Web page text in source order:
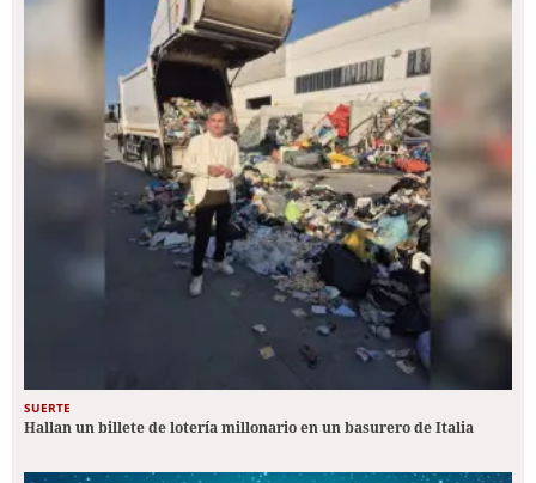
SUERTE
Hallan un billete de lotería millonario en un basurero de Italia